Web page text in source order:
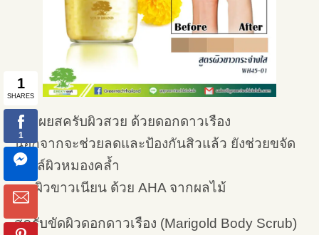
เผยสครับผิวสวย ด้วยดอกดาวเรือง
นอกจากจะช่วยลดและป้องกันสิวแล้ว ยังช่วยขจัด
เซลล์ผิวหมองคล้ำ
เผยผิวขาวเนียน ด้วย AHA จากผลไม้
สครับขัดผิวดอกดาวเรือง (Marigold Body Scrub)